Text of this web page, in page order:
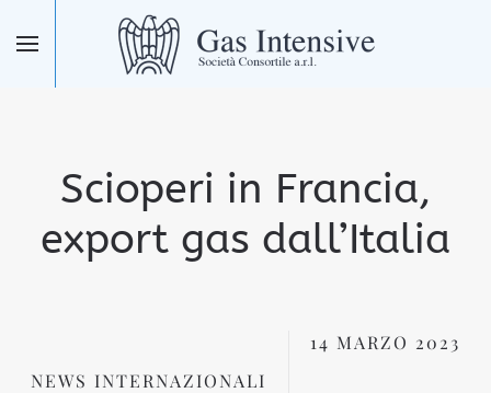
Skip to main content
Scioperi in Francia,
export gas dall’Italia
NEWS INTERNAZIONALI
14 MARZO 2023